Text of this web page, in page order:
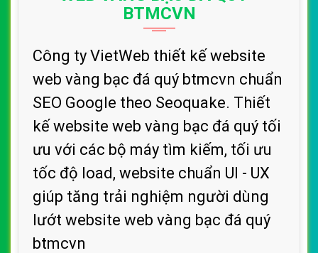
BTMCVN
Công ty VietWeb thiết kế website
web vàng bạc đá quý btmcvn chuẩn
SEO Google theo Seoquake. Thiết
kế website web vàng bạc đá quý tối
ưu với các bộ máy tìm kiếm, tối ưu
tốc độ load, website chuẩn UI - UX
giúp tăng trải nghiệm người dùng
lướt website web vàng bạc đá quý
btmcvn